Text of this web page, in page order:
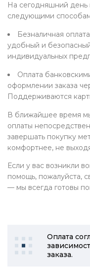
На сегодняшний день
следующими
Безналичная
удобный и
индивидуальных
Оплата
оформлении заказа
Поддерживаются
В ближайшее время
оплаты
завершать покупку
комфортнее, не
Если у вас возникли
помощь, пожалуйста,
— мы всегда готовы
Оплата
заказа.